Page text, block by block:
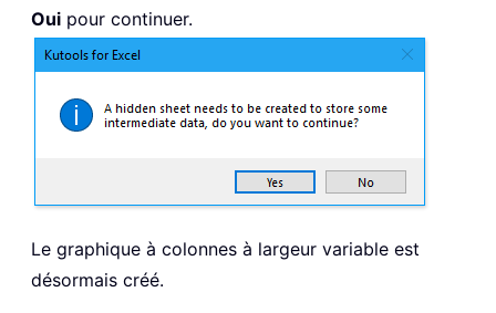
Oui pour continuer.
Le graphique à colonnes à largeur variable est
désormais créé.